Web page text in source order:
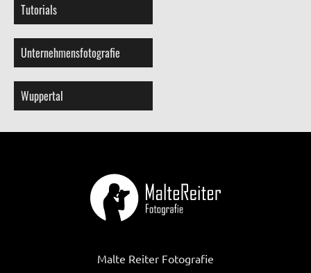
Tutorials
Unternehmensfotografie
Wuppertal
Malte Reiter Fotografie